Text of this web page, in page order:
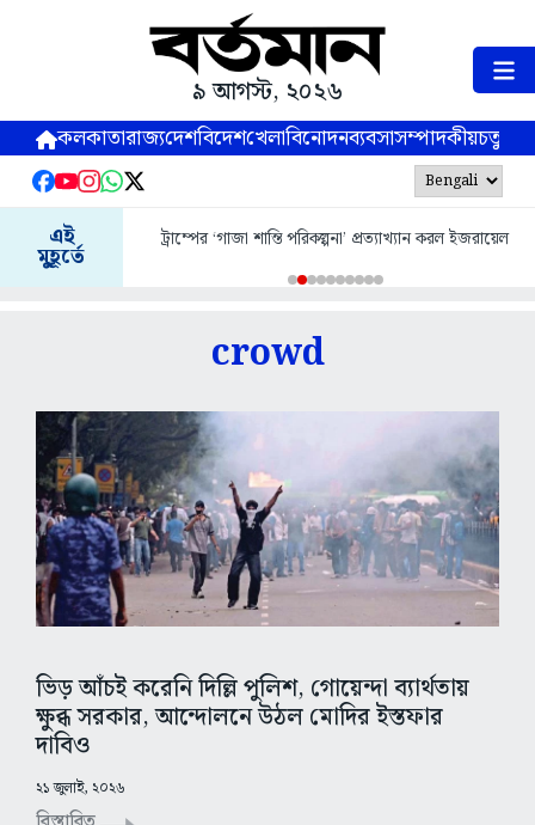
৯ আগস্ট, ২০২৬
কলকাতারাজ্যদেশবিদেশখেলাবিনোদনব্যবসাসম্পাদকীয়
এই
মুহূর্তে
ট্রাম্পের ‘গাজা শান্তি পরিকল্পনা’ প্রত্যাখ্যান করল ইজরায়েল
crowd
ভিড় আঁচই করেনি দিল্লি পুলিশ, গোয়েন্দা ব্যার্থতায়
ক্ষুব্ধ সরকার, আন্দোলনে উঠল মোদির ইস্তফার
দাবিও
২১ জুলাই, ২০২৬